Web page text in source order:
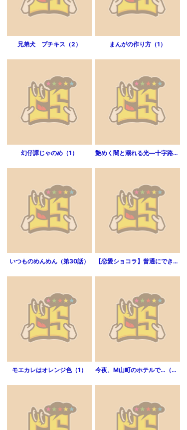
兄弟犬 プチキス（2） まんがの作り方（1）
幻仔譚じゃのめ（1） 艶めく闇と溺れる光―十字路―（1）
いつものめんめん（第30話） 【恋愛ショコラ】普通にできない私たち～公務により、結婚いたします。（1）
モエカレはオレンジ色（1） 今夜、M山町のホテルで…（分冊版）（第1話）